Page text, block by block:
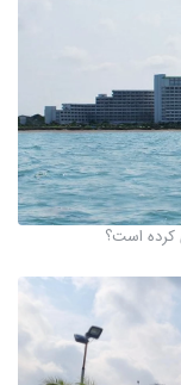
کرده است؟